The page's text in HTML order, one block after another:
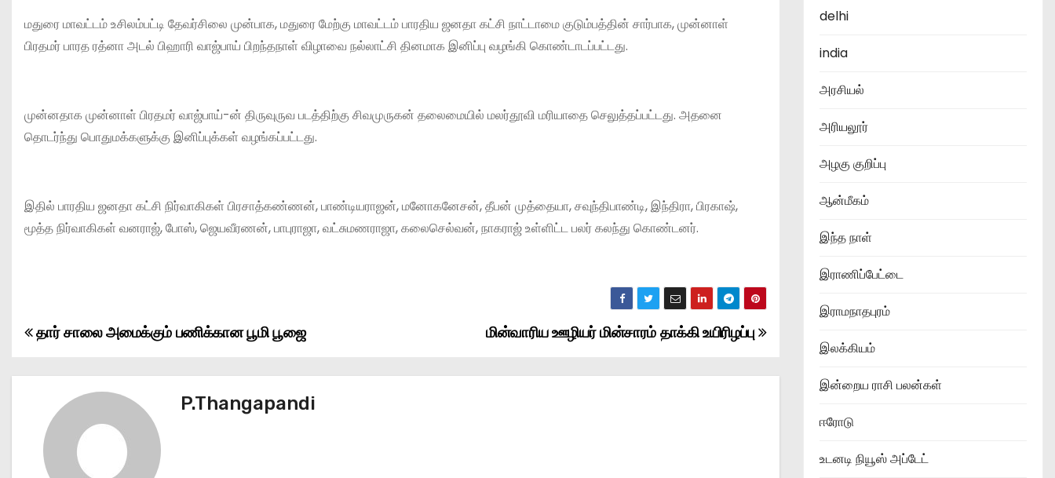
மதுரை மாவட்டம் உசிலம்பட்டி தேவர்சிலை முன்பாக, மதுரை மேற்கு மாவட்டம் பாரதிய ஜனதா கட்சி நாட்டாமை குடும்பத்தின் சார்பாக, முன்னாள்
பிரதமர் பாரத ரத்னா அடல் பிஹாரி வாஜ்பாய் பிறந்தநாள் விழாவை நல்லாட்சி தினமாக இனிப்பு வழங்கி கொண்டாடப்பட்டது.
முன்னதாக முன்னாள் பிரதமர் வாஜ்பாய்-ன் திருவுருவ படத்திற்கு சிவமுருகன் தலைமையில் மலர்தூவி மரியாதை செலுத்தப்பட்டது. அதனை
தொடர்ந்து பொதுமக்களுக்கு இனிப்புக்கள் வழங்கப்பட்டது.
இதில் பாரதிய ஜனதா கட்சி நிர்வாகிகள் பிரசாத்கண்ணன், பாண்டியராஜன், மனோகனேசன், தீபன் முத்தையா, சவுந்திபாண்டி, இந்திரா, பிரகாஷ்,
மூத்த நிர்வாகிகள் வனராஜ், போஸ், ஜெயவீரணன், பாபுராஜா, வட்சுமணராஜா, கலைசெல்வன், நாகராஜ் உள்ளிட்ட பலர் கலந்து கொண்டனர்.
P
o
மின்வாரிய ஊழியர் மின்சாரம் தாக்கி உயிரிழப்பு
தார் சாலை அமைக்கும் பணிக்கான பூமி பூஜை
P.Thangapandi
delhi
india
அரசியல்
அரியலூர்
அழகு குறிப்பு
ஆன்மீகம்
இந்த நாள்
இராணிப்பேட்டை
இராமநாதபுரம்
இலக்கியம்
இன்றைய ராசி பலன்கள்
ஈரோடு
உடனடி நியூஸ் அப்டேட்